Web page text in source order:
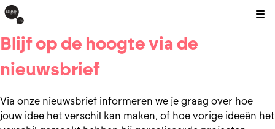
Blijf op de hoogte via de
nieuwsbrief
Via onze nieuwsbrief informeren we je graag over hoe
jouw idee het verschil kan maken, of hoe vorige ideeën het